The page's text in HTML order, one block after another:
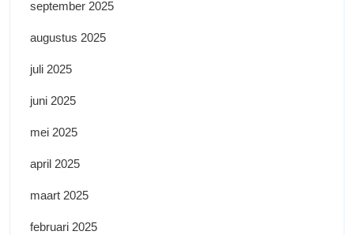
september 2025
augustus 2025
juli 2025
juni 2025
mei 2025
april 2025
maart 2025
februari 2025